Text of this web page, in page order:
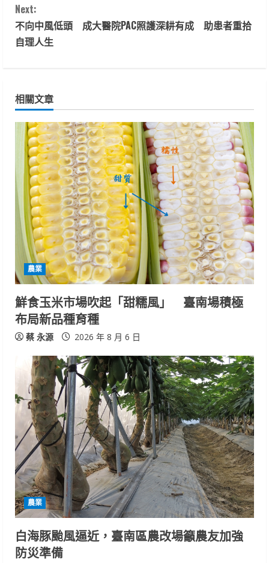
n
t
i
u
e
R
e
a
d
n
g
Next:
不向中風低頭 成大醫院PAC照護深耕有成 助患者重拾
自理人生
相關文章
農業
鮮食玉米市場吹起「甜糯風」 臺南場積極
布局新品種育種
蔡 永源 2026 年 8 月 6 日
農業
白海豚颱風逼近，臺南區農改場籲農友加強
防災準備